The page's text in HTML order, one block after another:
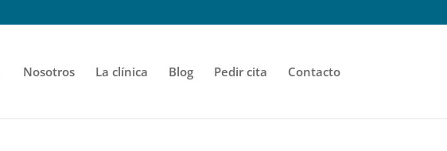
Nosotros La clínica Blog Pedir cita Contacto